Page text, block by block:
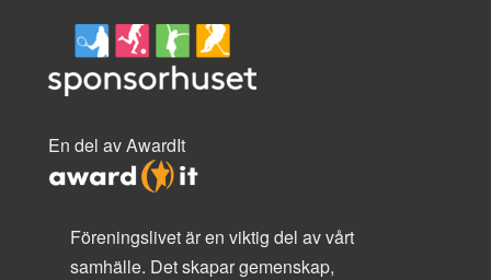
En del av AwardIt
Föreningslivet är en viktig del av vårt
samhälle. Det skapar gemenskap,